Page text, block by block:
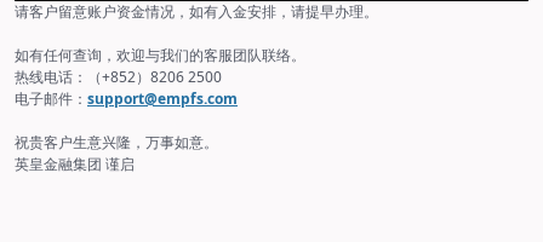
请客户留意账户资金情况，如有入金安排，请提早办理。
如有任何查询，欢迎与我们的客服团队联络。
热线电话：（+852）8206 2500
电子邮件： support@empfs.com
祝贵客户生意兴隆，万事如意。
英皇金融集团 谨启